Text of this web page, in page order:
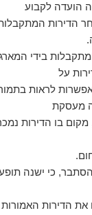
הועדה לקבוע
הדירות
בידי
על
לראות
מעסקת
בו הדירות
כי ישנה
את הדירות